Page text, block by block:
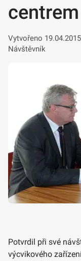
Vytvořeno
Návštěvník
Potvrdil při své
výcvikového